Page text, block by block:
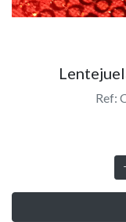
Ref: